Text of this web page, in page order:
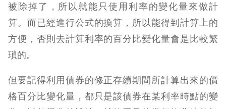
被除掉了，所以就能只使用利率的變化量來做計
算。而已經進行公式的換算，所以能得到計算上的
方便，否則去計算利率的百分比變化量會是比較繁
瑣的。
但要記得利用債券的修正存續期間所計算出來的價
格百分比變化量，都只是該債券在某利率時點的變